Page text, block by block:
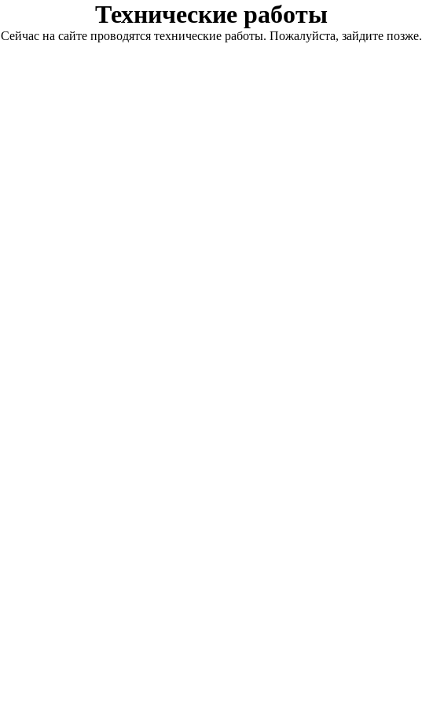
Технические работы
Сейчас на сайте проводятся технические работы. Пожалуйста, зайдите позже.